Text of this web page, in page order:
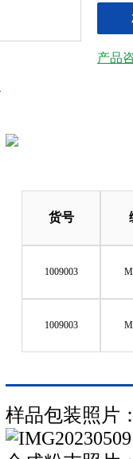
产品
货号
1009003
1009003
样品包装照片